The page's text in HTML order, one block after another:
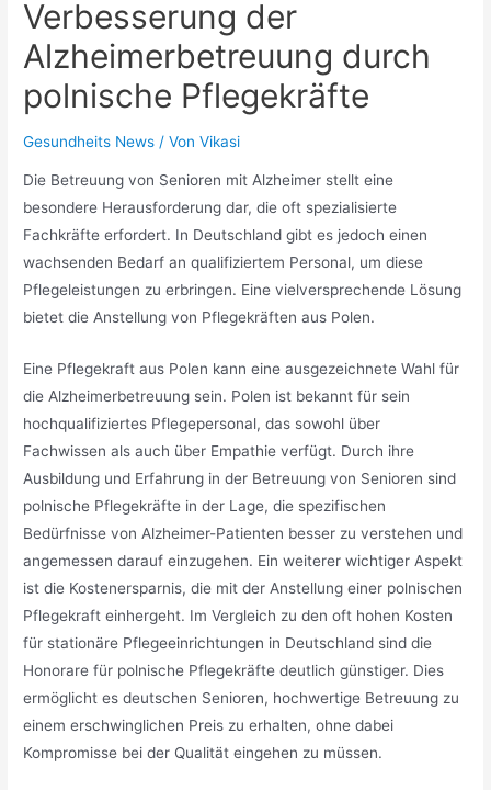
Verbesserung der
Alzheimerbetreuung durch
polnische Pflegekräfte
Gesundheits News / VonVikasi
Die Betreuung von Senioren mit Alzheimer stellt eine
besondere Herausforderung dar, die oft spezialisierte
Fachkräfte erfordert. In Deutschland gibt es jedoch einen
wachsenden Bedarf an qualifiziertem Personal, um diese
Pflegeleistungen zu erbringen. Eine vielversprechende Lösung
bietet die Anstellung von Pflegekräften aus Polen.
Eine Pflegekraft aus Polen kann eine ausgezeichnete Wahl für
die Alzheimerbetreuung sein. Polen ist bekannt für sein
hochqualifiziertes Pflegepersonal, das sowohl über
Fachwissen als auch über Empathie verfügt. Durch ihre
Ausbildung und Erfahrung in der Betreuung von Senioren sind
polnische Pflegekräfte in der Lage, die spezifischen
Bedürfnisse von Alzheimer-Patienten besser zu verstehen und
angemessen darauf einzugehen. Ein weiterer wichtiger Aspekt
ist die Kostenersparnis, die mit der Anstellung einer polnischen
Pflegekraft einhergeht. Im Vergleich zu den oft hohen Kosten
für stationäre Pflegeeinrichtungen in Deutschland sind die
Honorare für polnische Pflegekräfte deutlich günstiger. Dies
ermöglicht es deutschen Senioren, hochwertige Betreuung zu
einem erschwinglichen Preis zu erhalten, ohne dabei
Kompromisse bei der Qualität eingehen zu müssen.